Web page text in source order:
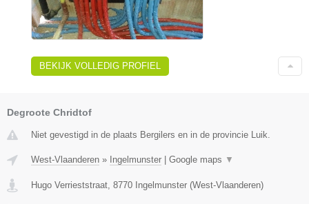
BEKIJK VOLLEDIG PROFIEL
Degroote Chridtof
Niet gevestigd in de plaats Bergilers en in de provincie Luik.
West-Vlaanderen » Ingelmunster | Google maps ▼
Hugo Verrieststraat 8770 Ingelmunster (West-Vlaanderen)